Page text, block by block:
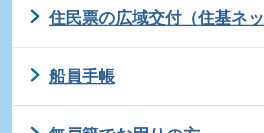
住民票の広域交付（住基ネ
船員手帳